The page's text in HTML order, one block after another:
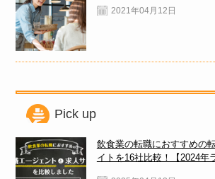
2021年04月12日
Pick up
飲食業の転職におすすめの
イトを16社比較！【2024年